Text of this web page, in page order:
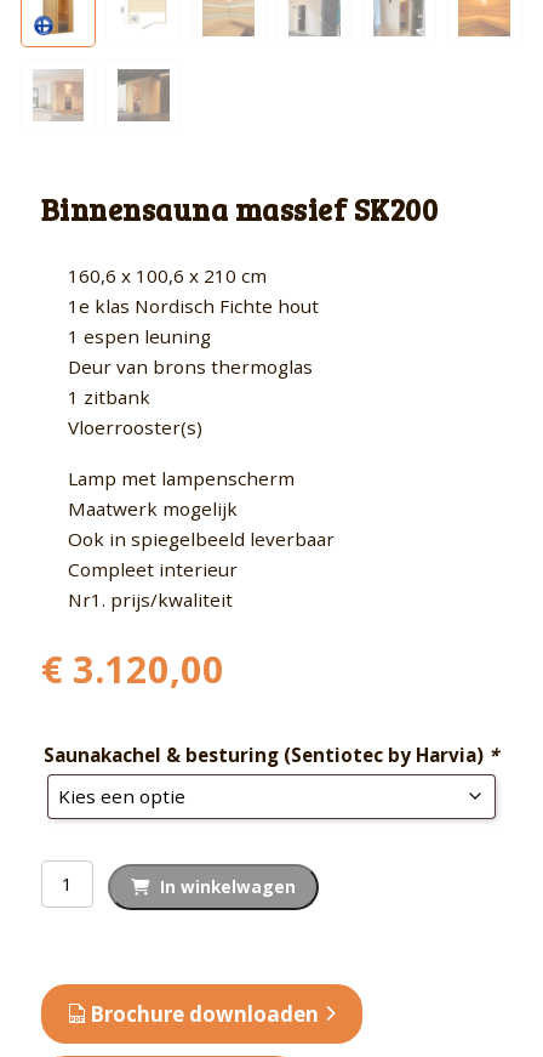
Binnensauna massief SK200
160,6 x 100,6 x 210 cm
1e klas Nordisch Fichte hout
1 espen leuning
Deur van brons thermoglas
1 zitbank
Vloerrooster(s)
Lamp met lampenscherm
Maatwerk mogelijk
Ook in spiegelbeeld leverbaar
Compleet interieur
Nr1. prijs/kwaliteit
€ 3.120,00
Saunakachel & besturing (Sentiotec by Harvia) *
Binnensauna
massief
In winkelwagen
Brochure downloaden